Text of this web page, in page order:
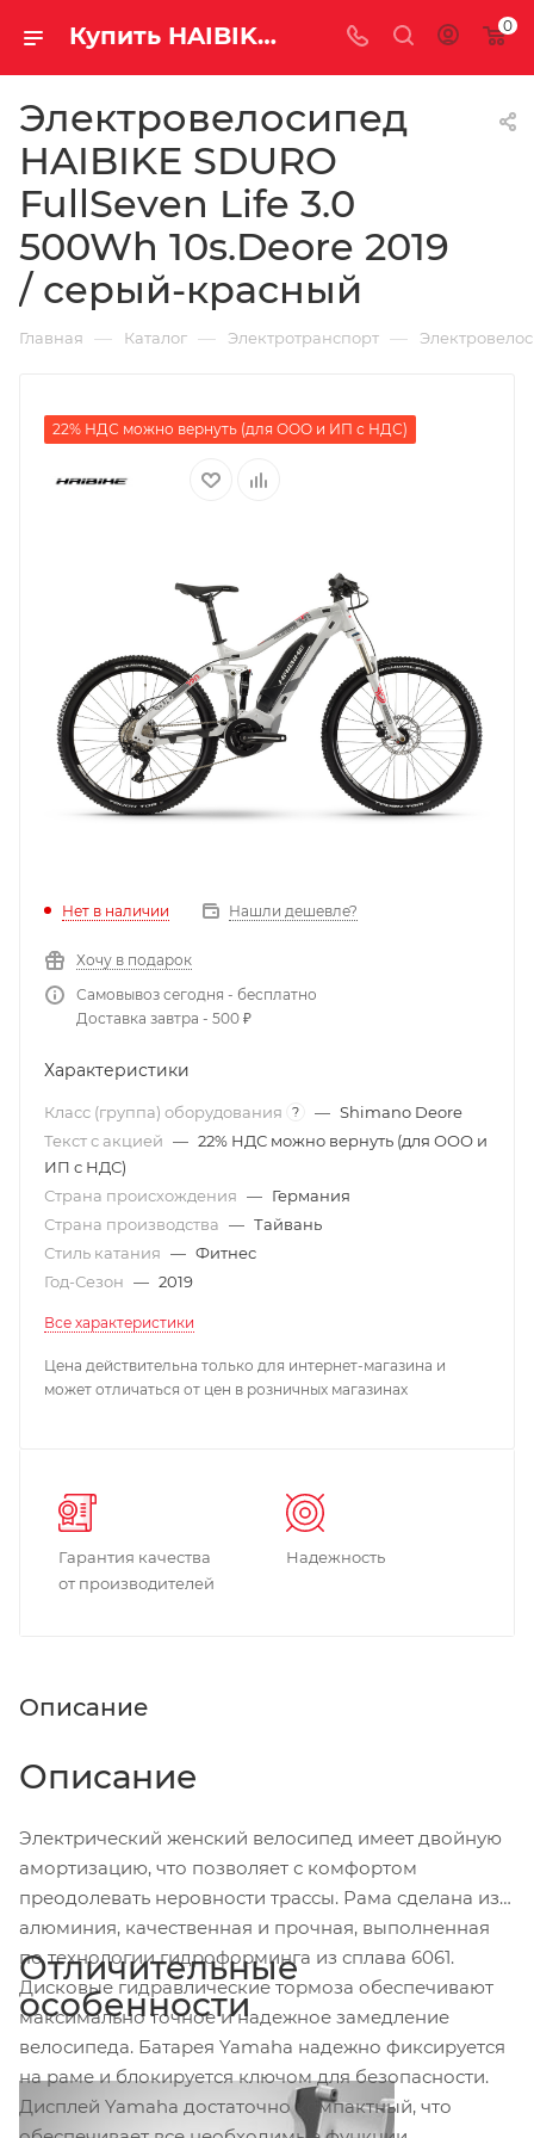
Купить HAIBIKE SDURO FullSeven Life 3.0 500Wh 10s.Deore 2019 / серый-красный за рублей, а со скидкой 0
Электровелосипед
HAIBIKE SDURO
FullSeven Life 3.0
500Wh 10s.Deore 2019
/ серый-красный
Главная — Каталог — Электротранспорт —
22% НДС можно вернуть (для ООО и ИП с НДС)
Нет в наличии Нашли дешевле?
Хочу в подарок
Самовывоз сегодня - бесплатно
Доставка завтра - 500 ₽
Характеристики
Класс (группа) оборудования ? — Shimano Deore
Текст с акцией — 22% НДС можно вернуть (для ООО и
ИП с НДС)
Страна происхождения — Германия
Страна производства — Тайвань
Стиль катания — Фитнес
Год-Сезон — 2019
Все характеристики
Цена действительна только для интернет-магазина и
может отличаться от цен в розничных магазинах
Гарантия качества
от производителей
Надежность
Описание
Описание
Электрический женский велосипед имеет двойную
амортизацию, что позволяет с комфортом
преодолевать неровности трассы. Рама сделана из
алюминия, качественная и прочная, выполненная
по технологии гидроформинга из сплава 6061.
Дисковые гидравлические тормоза обеспечивают
максимально точное и надежное замедление
велосипеда. Батарея Yamaha надежно фиксируется
на раме и блокируется ключом для безопасности.
Дисплей Yamaha достаточно компактный, что
Отличительные
особенности